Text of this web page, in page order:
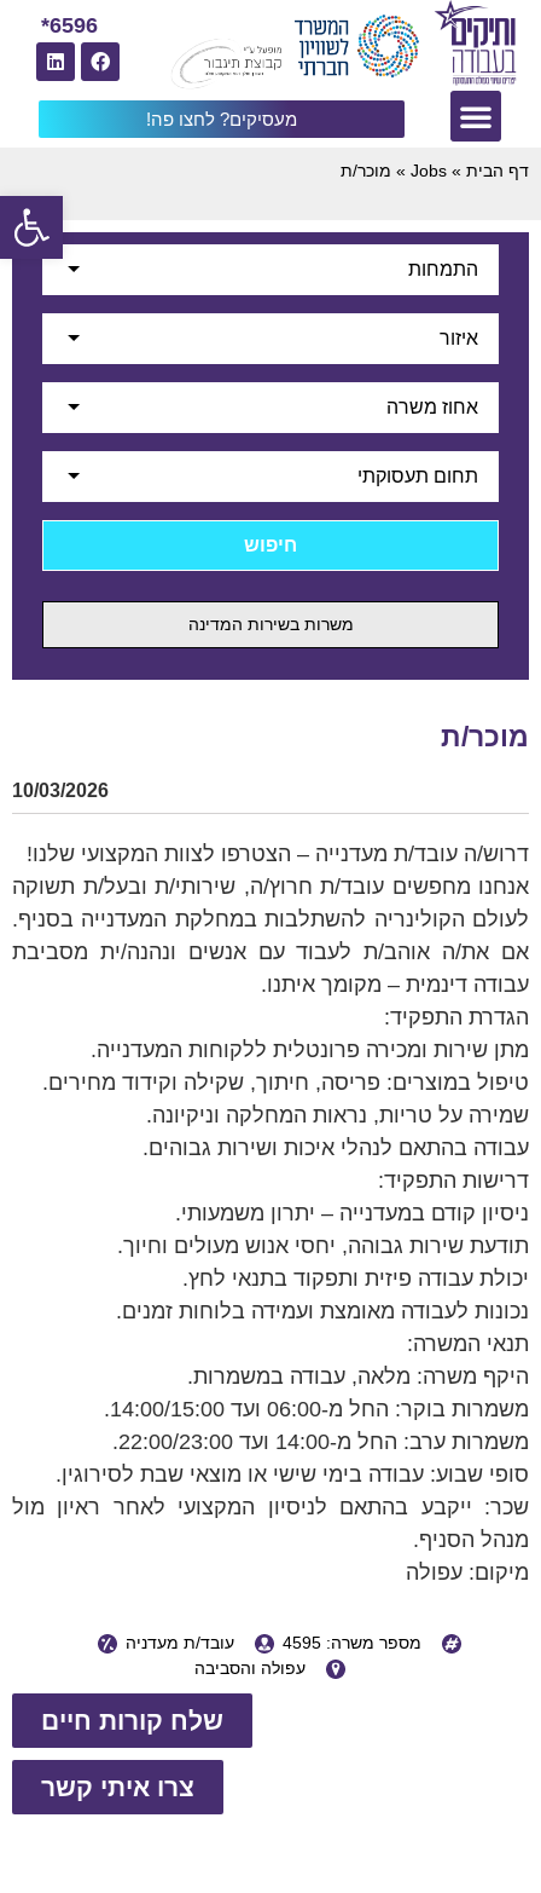
מעסיקים? לחצו פה!
6596*
דף הבית »
Jobs
» מוכר/ת
התמחות
איזור
אחוז משרה
תחום תעסוקתי
משרות בשירות המדינה
מוכר/ת
10/03/2026
דרוש/ה עובד/ת מעדנייה – הצטרפו לצוות המקצועי שלנו!
אנחנו מחפשים עובד/ת חרוץ/ה, שירותי/ת ובעל/ת תשוקה
לעולם הקולינריה להשתלבות במחלקת המעדנייה בסניף.
אם את/ה אוהב/ת לעבוד עם אנשים ונהנה/ית מסביבת
עבודה דינמית – מקומך איתנו.
הגדרת התפקיד:
מתן שירות ומכירה פרונטלית ללקוחות המעדנייה.
טיפול במוצרים: פריסה, חיתוך, שקילה וקידוד מחירים.
שמירה על טריות, נראות המחלקה וניקיונה.
עבודה בהתאם לנהלי איכות ושירות גבוהים.
דרישות התפקיד:
ניסיון קודם במעדנייה – יתרון משמעותי.
תודעת שירות גבוהה, יחסי אנוש מעולים וחיוך.
יכולת עבודה פיזית ותפקוד בתנאי לחץ.
נכונות לעבודה מאומצת ועמידה בלוחות זמנים.
תנאי המשרה:
היקף משרה: מלאה, עבודה במשמרות.
משמרות בוקר: החל מ-06:00 ועד 14:00/15:00.
משמרות ערב: החל מ-14:00 ועד 22:00/23:00.
סופי שבוע: עבודה בימי שישי או מוצאי שבת לסירוגין.
שכר: ייקבע בהתאם לניסיון המקצועי לאחר ראיון מול
מנהל הסניף.
מיקום: עפולה
מספר משרה: 4595
עובד/ת מעדניה
עפולה והסביבה
שלח קורות חיים
צרו איתי קשר